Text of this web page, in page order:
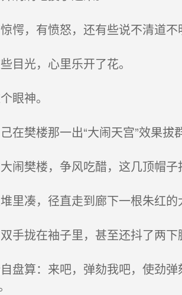
愕，有愤怒，还有些说不清道不
目光，心里乐开了花。
眼神。
在樊楼那一出“大闹天宫”效果拔群
闹樊楼，争风吃醋，这几顶帽子
里凑，径直走到廊下一根朱红的
手拢在袖子里，甚至还抖了两下
盘算：来吧，弹劾我吧，使劲